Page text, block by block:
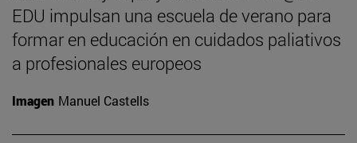
EDU impulsan una escuela de verano para
formar en educación en cuidados paliativos
a profesionales europeos
Imagen Manuel Castells